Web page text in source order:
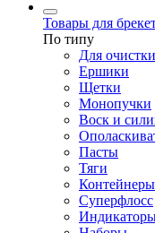
Товары для
По типу
Для очистки
Ершики
Щетки
Монопучки
Воск и
Пасты
Тяги
Контейнеры
Суперфлосс